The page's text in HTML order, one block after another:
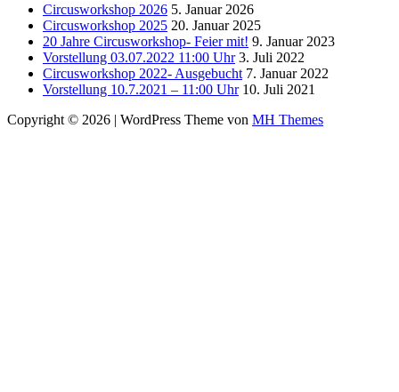
Circusworkshop 2026 5. Januar 2026
Circusworkshop 2025 20. Januar 2025
20 Jahre Circusworkshop- Feier mit! 9. Januar 2023
Vorstellung 03.07.2022 11:00 Uhr 3. Juli 2022
Circusworkshop 2022- Ausgebucht 7. Januar 2022
Vorstellung 10.7.2021 – 11:00 Uhr 10. Juli 2021
Copyright © 2026 | WordPress Theme von MH Themes